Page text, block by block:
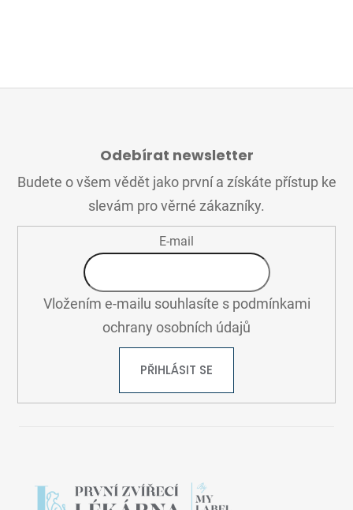
Odebírat newsletter
Budete o všem vědět jako první a získáte přístup ke
slevám pro věrné zákazníky.
E-mail
Vložením e-mailu souhlasíte s podmínkami
ochrany osobních údajů
PŘIHLÁSIT SE